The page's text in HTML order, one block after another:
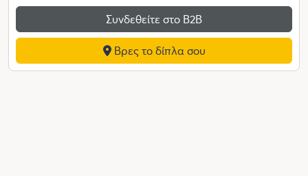
Συνδεθείτε στο Β2Β
Βρες το δίπλα σου